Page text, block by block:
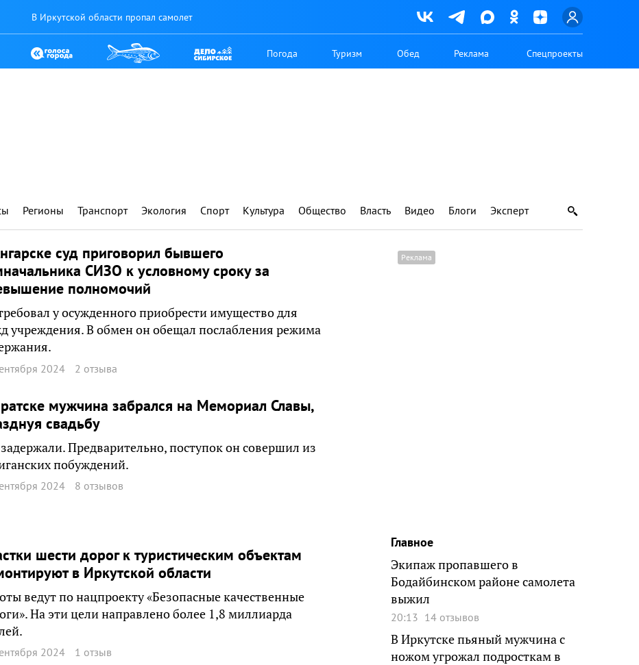
В Иркутской области пропал самолет
Погода Туризм Обед Реклама Спецпроекты
Регионы Транспорт Экология Спорт Культура Общество Власть Видео Блоги Эксперт
суд приговорил бывшего
СИЗО к условному сроку за
полномочий
у осужденного приобрести имущество для
учреждения. В обмен он обещал послабления режима
2024 2 отзыва
мужчина забрался на Мемориал Славы,
свадьбу
Предварительно, поступок он совершил из
побуждений.
2024 8 отзывов
шести дорог к туристическим объектам
в Иркутской области
ведут по нацпроекту «Безопасные качественные
На эти цели направлено более 1,8 миллиарда
2024 1 отзыв
Главное
Экипаж пропавшего в
Бодайбинском районе самолета
выжил
20:13 14 отзывов
В Иркутске пьяный мужчина с
ножом угрожал подросткам в